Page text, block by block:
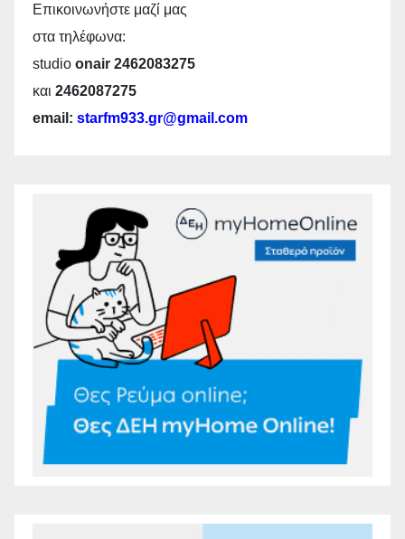
Επικοινωνήστε μαζί μας
στα τηλέφωνα:
studio onair 2462083275
και 2462087275
email: starfm933.gr@gmail.com